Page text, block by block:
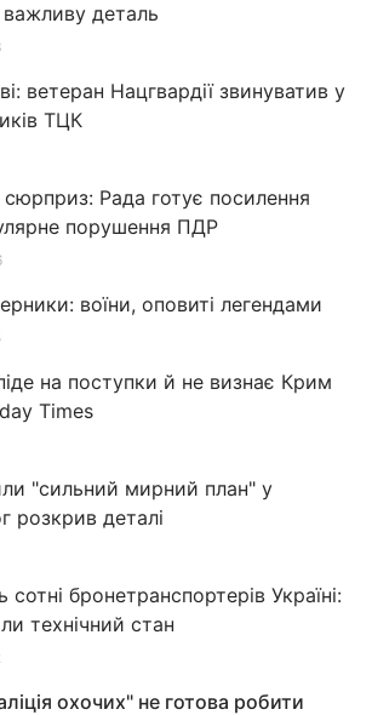
деталь
ветеран Нацгвардії звинуватив у
ТЦК
Рада готує посилення
порушення ПДР
воїни, оповиті легендами
на поступки й не визнає Крим
Times
"сильний мирний план" у
розкрив деталі
сотні бронетранспортерів Україні:
технічний стан
охочих" не готова робити